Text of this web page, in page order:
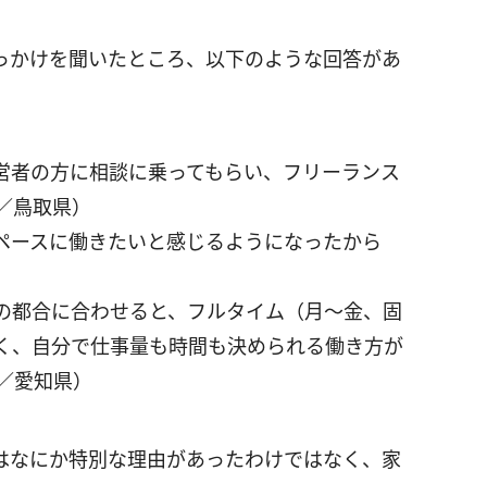
けを聞いたところ、以下のような回答があ
の方に相談に乗ってもらい、フリーランス
取県）
スに働きたいと感じるようになったから
合に合わせると、フルタイム（月～金、固
自分で仕事量も時間も決められる働き方が
知県）
にか特別な理由があったわけではなく、家